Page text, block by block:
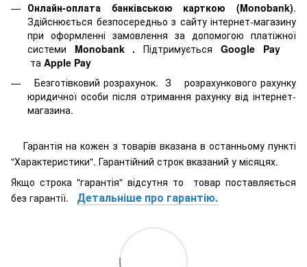
Онлайн-оплата банківською карткою (Monobank).
Здійснюється безпосередньо з сайту інтернет-магазину
при оформленні замовлення за допомогою платіжної
системи Monobank .Підтримується Google Pay
та Apple Pay
Безготівковий розрахунок. З розрахункового рахунку
юридичної особи після отримання рахунку від інтернет-
магазина.
Гарантія на кожен з товарів вказана в останньому пункті
"Характеристики". Гарантійний строк вказаний у місяцях.
Якщо строка "гарантія" відсутня то товар поставляється
без гарантії. Детальніше про гарантію.